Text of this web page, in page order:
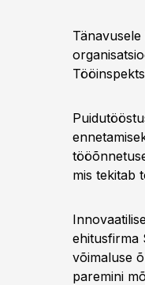
mis tekitab
ehitusfirma
võimaluse
paremini